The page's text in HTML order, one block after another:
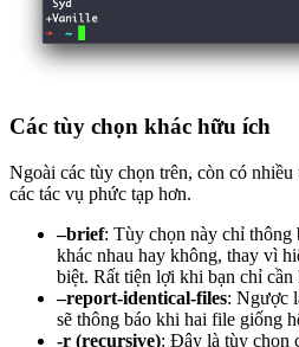
Các tùy chọn khác hữu ích
Ngoài các tùy chọn trên, còn có
các tác vụ phức tạp hơn.
–brief: Tùy chọn này chỉ thông
khác nhau hay không, thay vì
biệt. Rất tiện lợi khi bạn chỉ cần
–report-identical-files: Ngược
sẽ thông báo khi hai file giống
-r (recursive): Đây là tùy chọn